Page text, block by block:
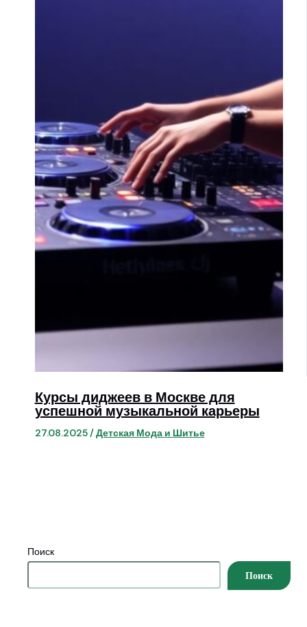
Поиск
Поиск
Курсы диджеев в Москве для
успешной музыкальной карьеры
27.08.2025/Детская Мода и Шитье